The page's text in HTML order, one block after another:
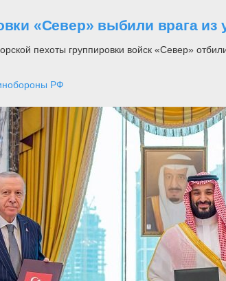
«Север» выбили врага из
пехоты группировки войск «Север»
РФ